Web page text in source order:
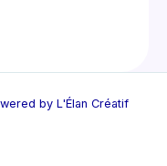
by L'Élan Créatif